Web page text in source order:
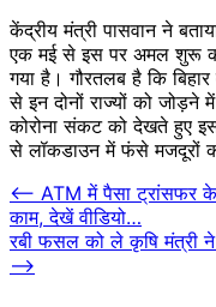
केंद्रीय मंत्री पासवान ने
एक मई से इस पर अमल शुरू करने
गया है। गौरतलब है कि
से इन दोनों राज्यों को
कोरोना संकट को देखते हुए
से लॉकडाउन में फंसे मजदूरों
Post
navigation
⟵ ATM में पैसा ट्रांसफर
काम, देखें वीडियो…
रबी फसल को ले कृषि मंत्री
⟶